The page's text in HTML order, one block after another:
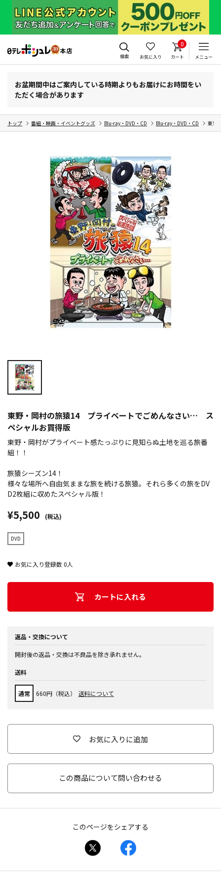
検索 お気に入り
0
カート メニュー
お盆期間中はご案内している時期よりもお届けにお時間をい
ただく場合があります
トップ 番組・映画・イベントグッズ Blu-ray・DVD・CD Blu-ray・DVD・CD 東野
東野・岡村の旅猿14 プライベートでごめんなさい… ス
ペシャルお買得版
東野・岡村がプライベート感たっぷりに見知らぬ土地を巡る旅番
組！！
旅猿シーズン14！
様々な場所へ自由気ままな旅を続ける旅猿。それら多くの旅をDV
D2枚組に収めたスペシャル版！
¥5,500 (税込)
DVD
お気に入り登録数0人
カートに入れる
返品・交換について
開封後の返品・交換は不良品を除き承れません。
送料
通常 660円（税込） 送料について
お気に入りに追加
この商品について問い合わせる
このページをシェアする